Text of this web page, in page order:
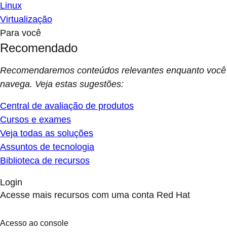
Linux
Virtualização
Para você
Recomendado
Recomendaremos conteúdos relevantes enquanto você
navega. Veja estas sugestões:
Central de avaliação de produtos
Cursos e exames
Veja todas as soluções
Assuntos de tecnologia
Biblioteca de recursos
Login
Acesse mais recursos com uma conta Red Hat
Acesso ao console